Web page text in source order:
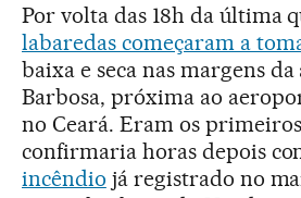
Por volta das 18h da última
labaredas começaram a
baixa e seca nas margens
Barbosa, próxima ao
no Ceará. Eram os
confirmaria horas depois
incêndio já registrado no